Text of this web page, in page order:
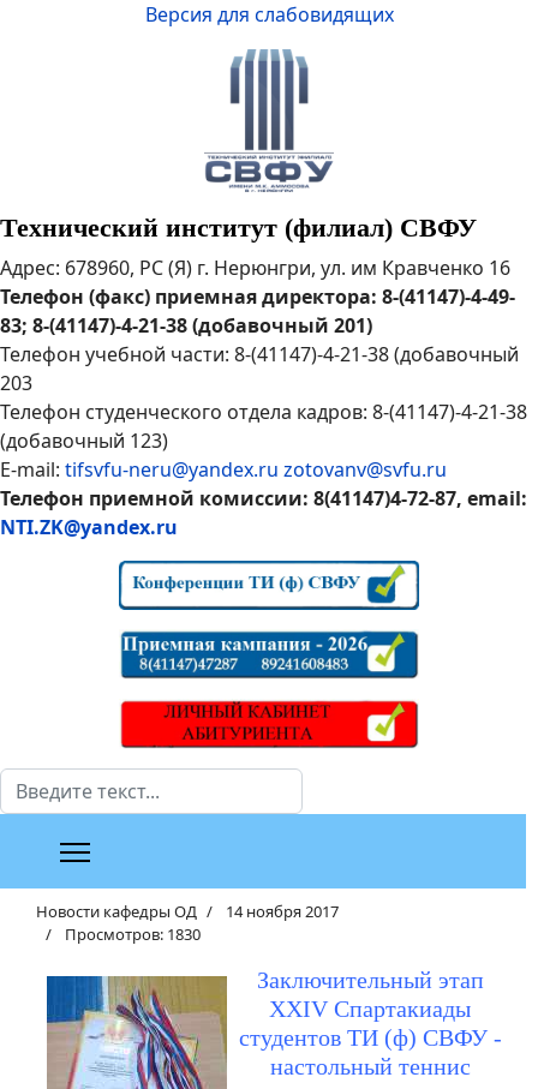
Версия для слабовидящих
Технический институт (филиал) СВФУ
Адрес: 678960, РС (Я) г. Нерюнгри, ул. им Кравченко 16
Телефон (факс) приемная директора: 8-(41147)-4-49-
83; 8-(41147)-4-21-38 (добавочный 201)
Телефон учебной части: 8-(41147)-4-21-38 (добавочный
203
Телефон студенческого отдела кадров: 8-(41147)-4-21-38
(добавочный 123)
E-mail: tifsvfu-neru@yandex.ru zotovanv@svfu.ru
Телефон приемной комиссии: 8(41147)4-72-87, email:
NTI.ZK@yandex.ru
Поиск
Новости кафедры ОД
14 ноября 2017
Просмотров: 1830
Заключительный этап
XXIV Спартакиады
студентов ТИ (ф) СВФУ -
настольный теннис